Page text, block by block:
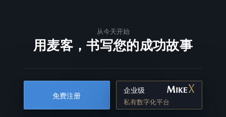
从今天开始
用麦客，书写您的成功故事
免费注册
企业级
私有数字化平台